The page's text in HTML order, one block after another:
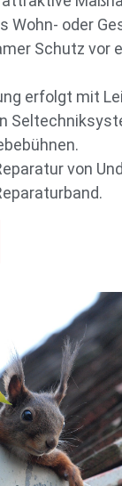
Wohn- oder
Schutz vor
erfolgt mit
von